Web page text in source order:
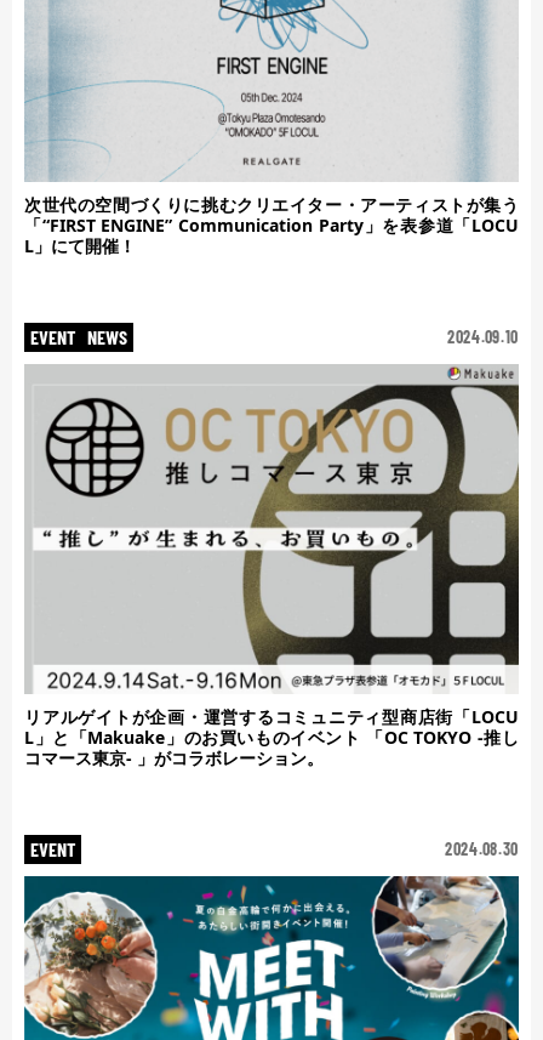
次世代の空間づくりに挑むクリエイター・アーティストが集う
「“FIRST ENGINE” Communication Party」を表参道「LOCU
L」にて開催！
EVENT NEWS 2024.09.10
リアルゲイトが企画・運営するコミュニティ型商店街「LOCU
L」と「Makuake」のお買いものイベント 「OC TOKYO -推し
コマース東京- 」がコラボレーション。
EVENT 2024.08.30